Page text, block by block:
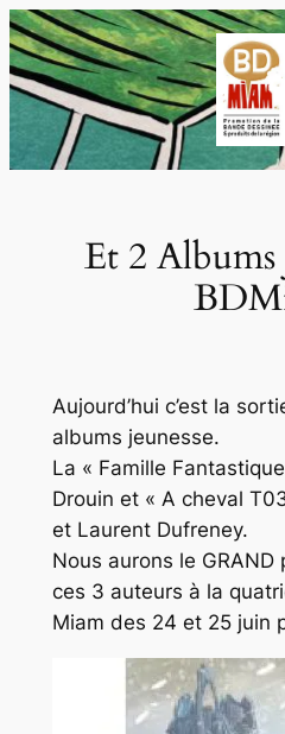
Aller
au
contenu
Et 2 Albums
Aujourd’hui c’est la
albums jeunesse.
La « Famille
Drouin et « A cheval
et Laurent Dufreney.
Nous aurons le
ces 3 auteurs à la
Miam des 24 et 25 juin